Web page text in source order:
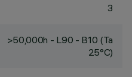
3
>50,000h - L90 - B10 (Ta
25°C)